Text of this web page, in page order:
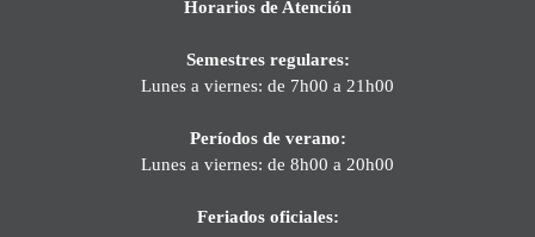
Horarios de Atención
Semestres regulares:
Lunes a viernes: de 7h00 a 21h00
Períodos de verano:
Lunes a viernes: de 8h00 a 20h00
Feriados oficiales: